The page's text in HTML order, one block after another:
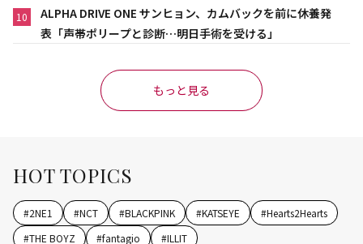
10
ALPHA DRIVE ONE サンヒョン、カムバックを前に休養発
表「声帯ポリープと診断…明日手術を受ける」
もっと見る
HOT TOPICS
#2NE1 #NCT #BLACKPINK #KATSEYE #Hearts2Hearts
#THE BOYZ #fantagio #ILLIT